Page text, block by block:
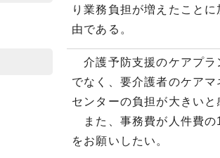
り業務負担が増えたこと
由である。
介護予防支援のケアプラ
でなく、要介護者のケア
センターの負担が大きいと
また、事務費が人件費の
をお願いしたい。